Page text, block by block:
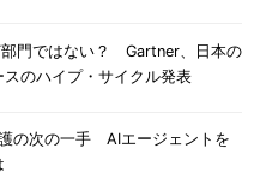
部門ではない？ Gartner、日本の
のハイプ・サイクル発表
の次の一手 AIエージェントを